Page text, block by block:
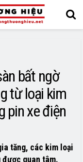
bất ngờ
từ loại kim
pin xe điện
tăng, các kim loại
quan tâm.